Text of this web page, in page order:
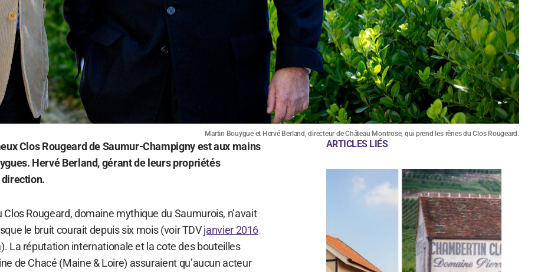
Martin Bouygue et Hervé Berland, directeur de Château Montrose, qui prend les rênes du Clos Rougeard.
Clos Rougeard de Saumur-Champigny est aux mains
Hervé Berland, gérant de leurs propriétés
Rougeard, domaine mythique du Saumurois, n’avait
le bruit courait depuis six mois (voir TDVjanvier 2016
). La réputation internationale et la cote des bouteilles
de Chacé (Maine & Loire) assuraient qu’aucun acteur
ARTICLES LIÉS